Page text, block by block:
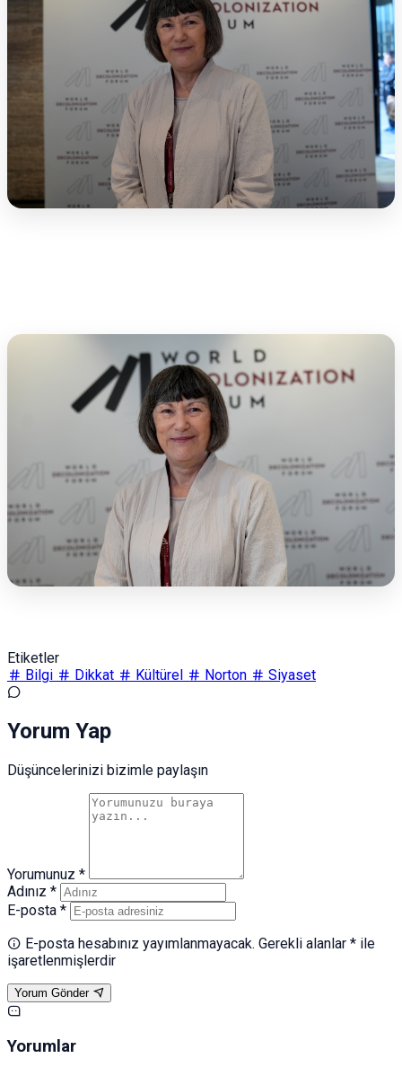
Etiketler
Bilgi
Dikkat Kültürel Norton Siyaset
Yorum Yap
Düşüncelerinizi bizimle paylaşın
Yorumunuz *
Adınız *
E-posta *
E-posta hesabınız yayımlanmayacak. Gerekli alanlar * ile
işaretlenmişlerdir
Yorum Gönder
Yorumlar